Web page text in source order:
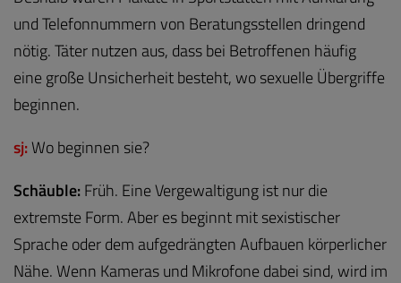
und Telefonnummern von Beratungsstellen dringend
nötig. Täter nutzen aus, dass bei Betroffenen häufig
eine große Unsicherheit besteht, wo sexuelle Übergriffe
beginnen.
sj:Wo beginnen sie?
Schäuble:Früh. Eine Vergewaltigung ist nur die
extremste Form. Aber es beginnt mit sexistischer
Sprache oder dem aufgedrängten Aufbauen körperlicher
Nähe. Wenn Kameras und Mikrofone dabei sind, wird im